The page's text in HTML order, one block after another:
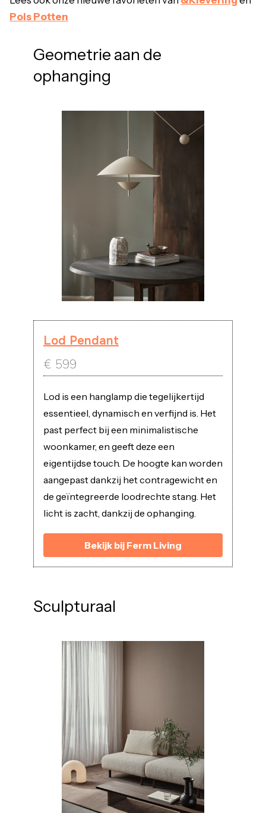
Pols Potten
Geometrie aan de
ophanging
Lod Pendant
€ 599
Lod is een hanglamp die tegelijkertijd
essentieel, dynamisch en verfijnd is. Het
past perfect bij een minimalistische
woonkamer, en geeft deze een
eigentijdse touch. De hoogte kan worden
aangepast dankzij het contragewicht en
de geïntegreerde loodrechte stang. Het
licht is zacht, dankzij de ophanging.
Bekijk bij Ferm Living
Sculpturaal